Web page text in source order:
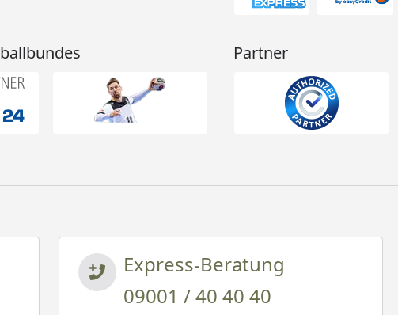
Partner
Express-Beratung
09001 / 40 40 40